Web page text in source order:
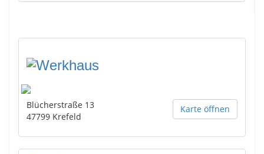
Karte öffnen
Blücherstraße 13
47799 Krefeld